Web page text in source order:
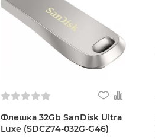
Флешка 32Gb SanDisk Ultra
Luxe (SDCZ74-032G-G46)